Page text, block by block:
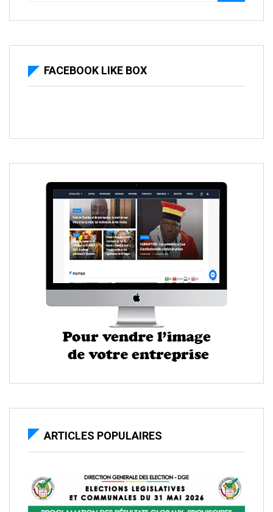
FACEBOOK LIKE BOX
ARTICLES POPULAIRES